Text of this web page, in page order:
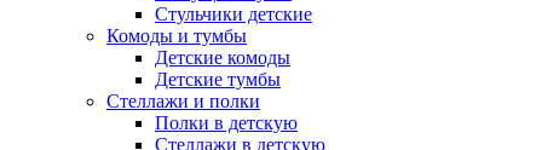
Стульчики детские
Комоды и тумбы
Детские комоды
Детские тумбы
Стеллажи и полки
Полки в детскую
Стеллажи в детскую